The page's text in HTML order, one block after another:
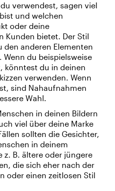
verwendest, sagen viel
und welchen
oder deine
Kunden bietet. Der Stil
den anderen Elementen
Wenn du beispielsweise
könntest du in deinen
verwenden. Wenn
sind Nahaufnahmen
Wahl.
in deinen Bildern
viel über deine Marke
sollten die Gesichter,
in deinem
z. B. ältere oder jüngere
die sich eher nach der
oder einen zeitlosen Stil